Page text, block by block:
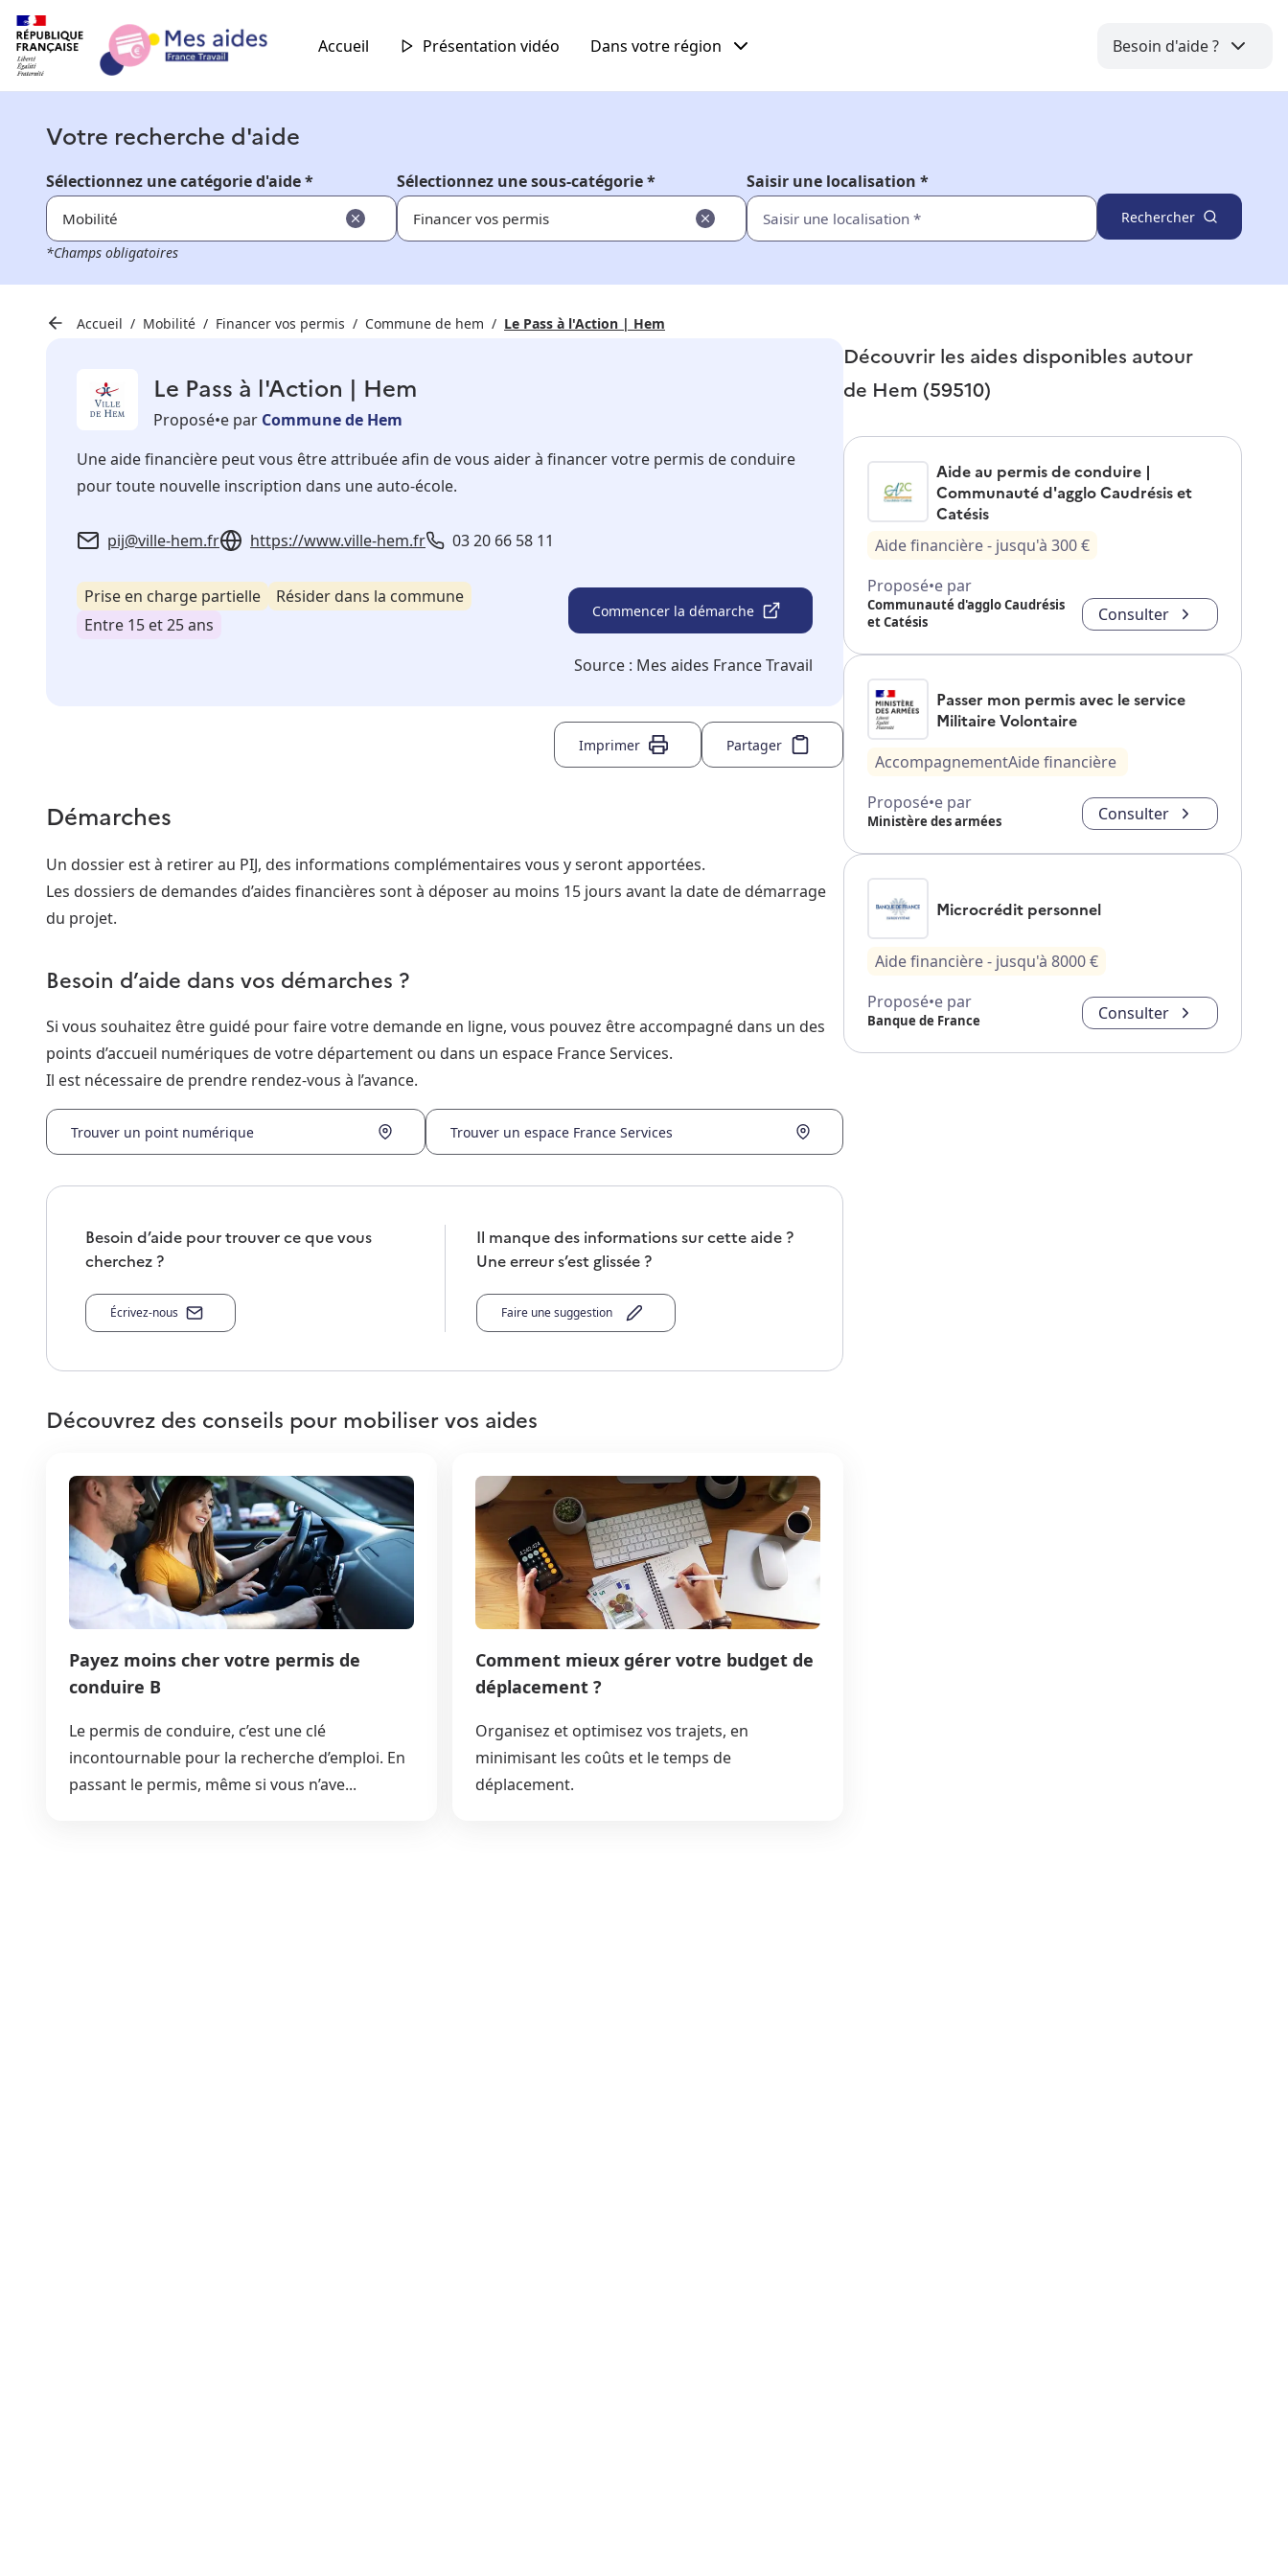
Accueil Présentation vidéo Dans votre région Besoin d'aide ?
Votre recherche d'aide
Sélectionnez une catégorie d'aide *
Mobilité
Sélectionnez une sous-catégorie *
Financer vos permis
Saisir une localisation *
Rechercher
*Champs obligatoires
Accueil Mobilité Financer vos permis Commune de hem Le Pass à l'Action | Hem
Le Pass à l'Action | Hem
Proposé•e par Commune de Hem
Une aide financière peut vous être attribuée afin de vous aider à financer votre permis de conduire
pour toute nouvelle inscription dans une auto-école.
pij@ville-hem.fr https://www.ville-hem.fr 03 20 66 58 11
Prise en charge partielle
Résider dans la commune
Entre 15 et 25 ans
Commencer la démarche
Source : Mes aides France Travail
Imprimer Partager
Démarches
Un dossier est à retirer au PIJ, des informations complémentaires vous y seront apportées.
Les dossiers de demandes d’aides financières sont à déposer au moins 15 jours avant la date de démarrage
du projet.
Besoin d’aide dans vos démarches ?
Si vous souhaitez être guidé pour faire votre demande en ligne, vous pouvez être accompagné dans un des
points d’accueil numériques de votre département ou dans un espace France Services.
Il est nécessaire de prendre rendez-vous à l’avance.
Trouver un point numérique Trouver un espace France Services
Besoin d’aide pour trouver ce que vous
cherchez ?
Écrivez-nous
Il manque des informations sur cette aide ?
Une erreur s’est glissée ?
Faire une suggestion
Découvrez des conseils pour mobiliser vos aides
Payez moins cher votre permis de
conduire B
Le permis de conduire, c’est une clé
incontournable pour la recherche d’emploi. En
passant le permis, même si vous n’ave...
Comment mieux gérer votre budget de
déplacement ?
Organisez et optimisez vos trajets, en
minimisant les coûts et le temps de
déplacement.
Découvrir les aides disponibles autour
de Hem (59510)
Aide au permis de conduire |
Communauté d'agglo Caudrésis et
Catésis
Aide financière- jusqu'à 300€
Proposé•e par
Communauté d'agglo Caudrésis
et Catésis
Consulter
Passer mon permis avec le service
Militaire Volontaire
AccompagnementAide financière
Proposé•e par
Ministère des armées Consulter
Microcrédit personnel
Aide financière- jusqu'à 8000€
Proposé•e par
Banque de France Consulter